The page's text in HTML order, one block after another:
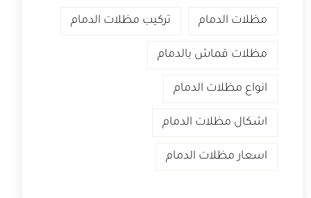
مظلات الدمام تركيب مظلات الدمام
مظلات قماش بالدمام
انواع مظلات الدمام
اشكال مظلات الدمام
اسعار مظلات الدمام